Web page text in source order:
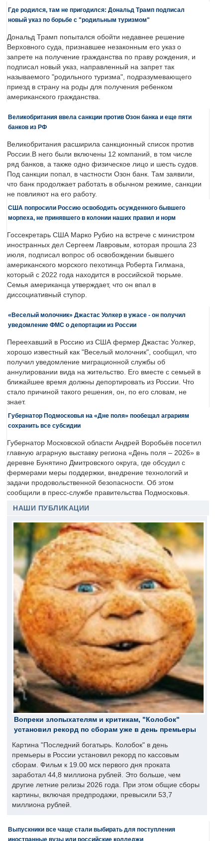
Где родился, там не пригодился: Дональд Трамп подписал
новый указ по борьбе с "родильным туризмом"
Дональд Трамп попытался обойти недавнее решение
Верховного суда, признавшее незаконным его указ о
запрете на получение гражданства по праву рождения, и
подписал новый указ, направленный на запрет так
называемого "родильного туризма", подразумевающего
приезд в страну на роды для получения ребенком
американского гражданства.
Великобритания ввела санкции против Озон банка и еще пяти
банков из РФ
Великобритания расширила санкционный список против
России.В него были включены 12 компаний, в том числе
ряд банков, а также одно физическое лицо и шесть судов.
Под санкции попал, в частности Озон банк. Там заявили,
что банк продолжает работать в обычном режиме, санкции
не повлияют на его работу.
США попросили Россию освободить осужденного бывшего
морпеха, не принявшего в колонии наших правил и норм
Госсекретарь США Марко Рубио на встрече с министром
иностранных дел Сергеем Лавровым, которая прошла 23
июля, подписал вопрос об освобождении бывшего
американского морского пехотинца Роберта Гилмана,
который с 2022 года находится в российской тюрьме.
Семья американца утверждает, что он впал в
диссоциативный ступор.
«Веселый молочник» Джастас Уолкер в ужасе - он получил
уведомление ФМС о депортации из России
Переехавший в Россию из США фермер Джастас Уолкер,
хорошо известный как "Веселый молочник", сообщил, что
получил уведомление миграционной службы об
аннулировании вида на жительство. Его вместе с семьей в
ближайшее время должны депортировать из России. Что
стало причиной такого решения, он, по его словам, не
знает.
Губернатор Подмосковья на «Дне поля» пообещал аграриям
сохранить все субсидии
Губернатор Московской области Андрей Воробьёв посетил
главную аграрную выставку региона «День поля – 2026» в
деревне Бунятино Дмитровского округа, где обсудил с
фермерами меры поддержки, внедрение технологий и
задачи продовольственной безопасности. Об этом
сообщили в пресс-службе правительства Подмосковья.
НАШИ ПУБЛИКАЦИИ
Вопреки злопыхателям и критикам, "Колобок"
установил рекорд по сборам уже в день премьеры
Картина "Последний богатырь. Колобок" в день
премьеры в России установил рекорд по кассовым
сборам. Фильм к 19.00 мск первого дня проката
заработал 44,8 миллиона рублей. Это больше, чем
другие летние релизы 2026 года. При этом общие сборы
картины, включая предпродажи, превысили 53,7
миллиона рублей.
Выпускники все чаще стали выбирать для поступления
иностранные вузы или российские колледжи